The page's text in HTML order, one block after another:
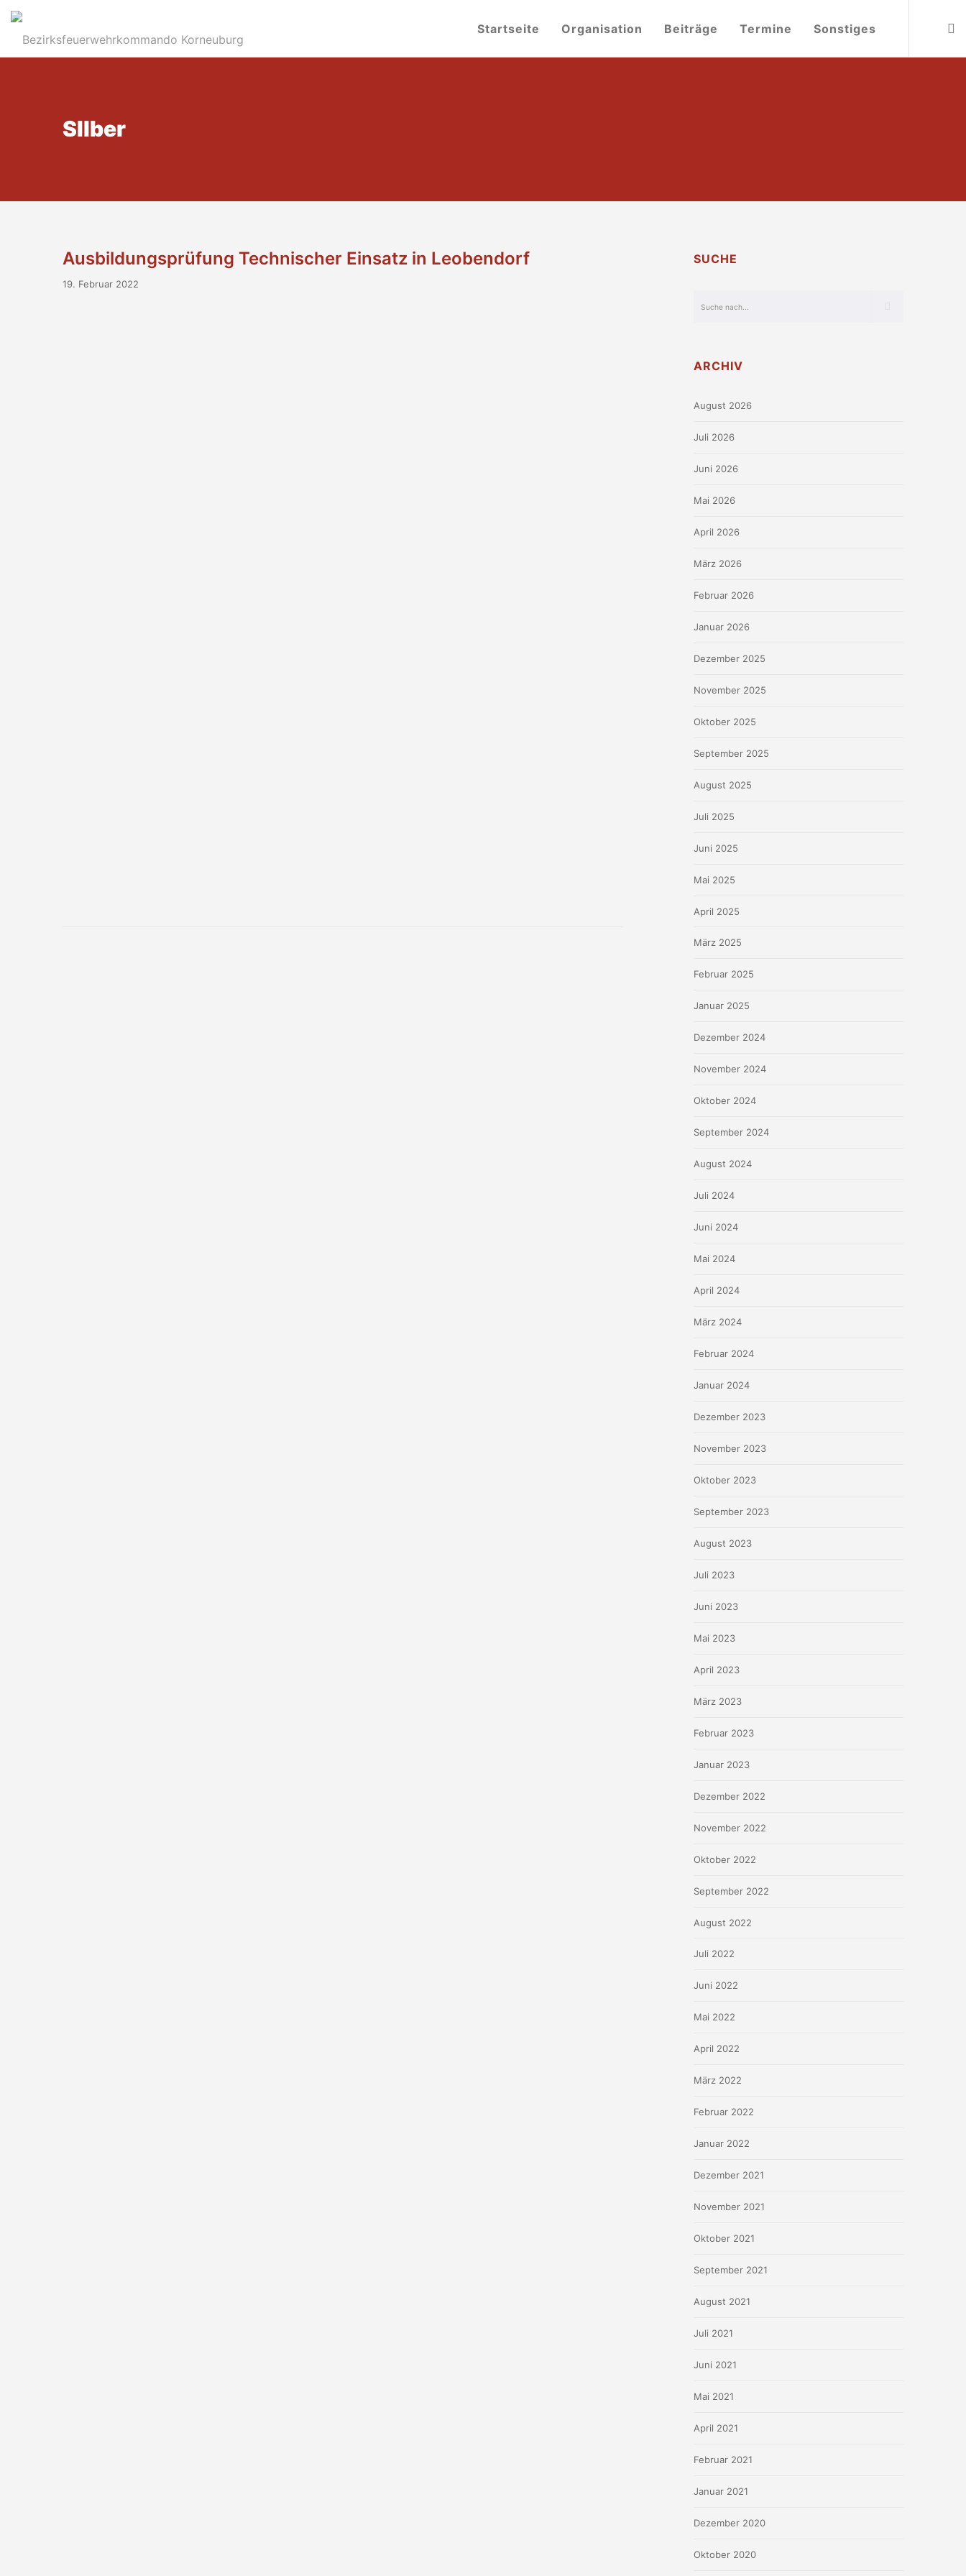
Startseite Organisation Beiträge Termine Sonstiges
SIlber
Ausbildungsprüfung Technischer Einsatz in Leobendorf
19. Februar 2022
SUCHE
ARCHIV
August 2026
Juli 2026
Juni 2026
Mai 2026
April 2026
März 2026
Februar 2026
Januar 2026
Dezember 2025
November 2025
Oktober 2025
September 2025
August 2025
Juli 2025
Juni 2025
Mai 2025
April 2025
März 2025
Februar 2025
Januar 2025
Dezember 2024
November 2024
Oktober 2024
September 2024
August 2024
Juli 2024
Juni 2024
Mai 2024
April 2024
März 2024
Februar 2024
Januar 2024
Dezember 2023
November 2023
Oktober 2023
September 2023
August 2023
Juli 2023
Juni 2023
Mai 2023
April 2023
März 2023
Februar 2023
Januar 2023
Dezember 2022
November 2022
Oktober 2022
September 2022
August 2022
Juli 2022
Juni 2022
Mai 2022
April 2022
März 2022
Februar 2022
Januar 2022
Dezember 2021
November 2021
Oktober 2021
September 2021
August 2021
Juli 2021
Juni 2021
Mai 2021
April 2021
Februar 2021
Januar 2021
Dezember 2020
Oktober 2020